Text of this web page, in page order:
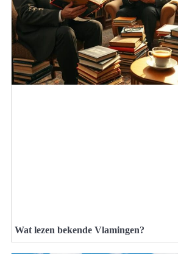
Wat lezen bekende Vlamingen?